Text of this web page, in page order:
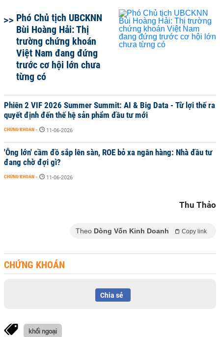
Phó Chủ tịch UBCKNN
Bùi Hoàng Hải: Thị
trường chứng khoán
Việt Nam đang đứng
trước cơ hội lớn chưa
từng có
Phiên 2 VIF 2026 Summer Summit: AI & Big Data - Từ lợi thế ra
quyết định đến thế hệ sản phẩm đầu tư mới
CHỨNG KHOÁN - 11-06-2026
'Ông lớn' cầm đồ sắp lên sàn, ROE bỏ xa ngân hàng: Nhà đầu tư
đang chờ đợi gì?
CHỨNG KHOÁN - 11-06-2026
Thu Thảo
Theo Dòng Vốn Kinh Doanh Copy link
CHỨNG KHOÁN
Chia sẻ
khối ngoại